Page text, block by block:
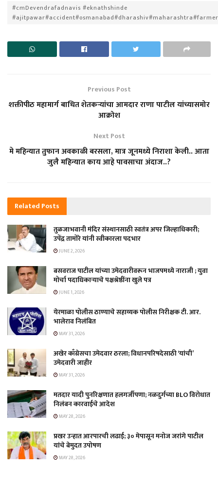
#cmDevendrafadnavis #eknathshinde
Previous Post
शक्तीपीठ महामार्ग बाधित शेतकऱ्यांचा आमदार राणा पाटील यांच्यासमोर
आक्रोश
Next Post
मे महिन्यात तुफान अवकाळी बरसला, मात्र जूनमध्ये निराशा केली.. आता
जुलै महिन्यात काय आहे पावसाचा अंदाज..?
Related Posts
तुळजाभवानी मंदिर संस्थानसाठी स्वतंत्र अपर जिल्हाधिकारी;
उपेंद्र तामोरे यांनी स्वीकारला पदभार
JUNE 2, 2026
बसवराज पाटील यांच्या उमेदवारीवरून भाजपमध्ये नाराजी ; युवा
मोर्चा पदाधिकाऱ्याचे पक्षश्रेष्ठींना खुले पत्र
JUNE 1, 2026
येरमाळा पोलीस ठाण्याचे सहाय्यक पोलीस निरीक्षक टी. आर.
भालेराव निलंबित
MAY 31, 2026
अखेर काँग्रेसचा उमेदवार ठरला; विधानपरिषदेसाठी ‘यांची’
उमेदवारी जाहीर
MAY 31, 2026
मतदार यादी पुनरिक्षणात हलगर्जीपणा; नळदुर्गच्या BLO विरोधात
निलंबन कारवाईचे आदेश
MAY 28, 2026
प्रखर उन्हात आरपारची लढाई; ३० मेपासून मनोज जरांगे पाटील
यांचे बेमुदत उपोषण
MAY 28, 2026